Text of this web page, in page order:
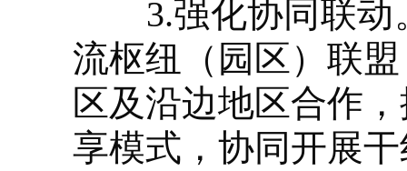
3.强化协同联动
流枢纽（园区）联
区及沿边地区合作
享模式，协同开展